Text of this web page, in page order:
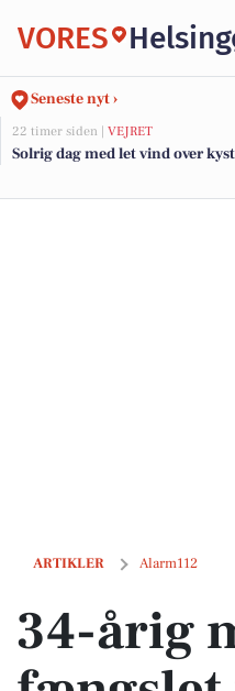
VORES
Seneste nyt ›
22 timer siden | VEJRET
Solrig dag med let vind over
ARTIKLER Alarm112
34-årig mand fængslet for
34-årig